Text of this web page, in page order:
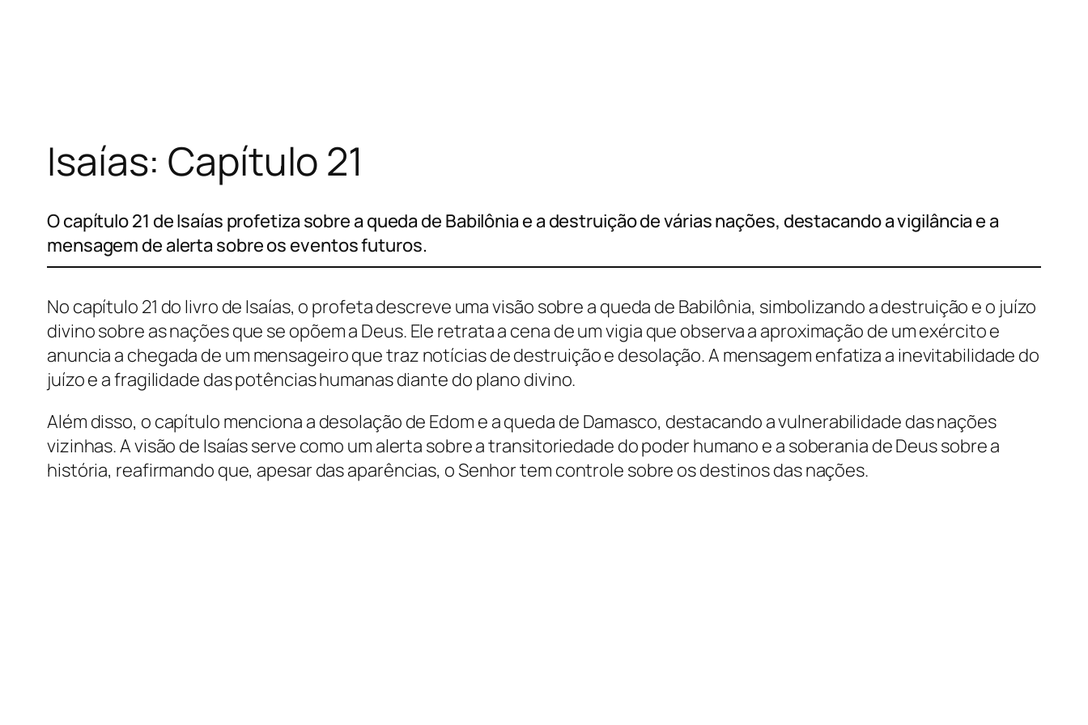
conteúdoIsaías: Capítulo 21
O capítulo 21 de Isaías profetiza sobre a queda de Babilônia e a destruição de várias nações, destacando a vigilância e a
mensagem de alerta sobre os eventos futuros.
No capítulo 21 do livro de Isaías, o profeta descreve uma visão sobre a queda de Babilônia, simbolizando a destruição e o juízo
divino sobre as nações que se opõem a Deus. Ele retrata a cena de um vigia que observa a aproximação de um exército e
anuncia a chegada de um mensageiro que traz notícias de destruição e desolação. A mensagem enfatiza a inevitabilidade do
juízo e a fragilidade das potências humanas diante do plano divino.
Além disso, o capítulo menciona a desolação de Edom e a queda de Damasco, destacando a vulnerabilidade das nações
vizinhas. A visão de Isaías serve como um alerta sobre a transitoriedade do poder humano e a soberania de Deus sobre a
história, reafirmando que, apesar das aparências, o Senhor tem controle sobre os destinos das nações.